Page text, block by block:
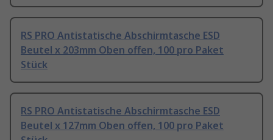
RS PRO Antistatische Abschirmtasche ESD
Beutel x 203mm Oben offen, 100 pro Paket
Stück
RS PRO Antistatische Abschirmtasche ESD
Beutel x 127mm Oben offen, 100 pro Paket